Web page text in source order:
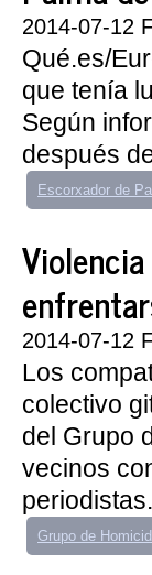
2014-07-12
Qué.es/
que tenía
Según
después
Escorxador de
2014-07-12
Los
colectivo
del Grupo
vecinos
Grupo de